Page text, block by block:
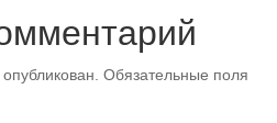
Обязательные поля